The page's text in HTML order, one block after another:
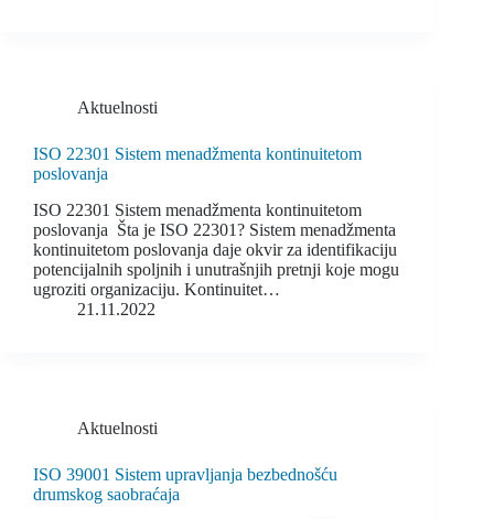
Aktuelnosti
ISO 22301 Sistem menadžmenta kontinuitetom
poslovanja
ISO 22301 Sistem menadžmenta kontinuitetom
poslovanja Šta je ISO 22301? Sistem menadžmenta
kontinuitetom poslovanja daje okvir za identifikaciju
potencijalnih spoljnih i unutrašnjih pretnji koje mogu
ugroziti organizaciju. Kontinuitet…
21.11.2022
Aktuelnosti
ISO 39001 Sistem upravljanja bezbednošću
drumskog saobraćaja